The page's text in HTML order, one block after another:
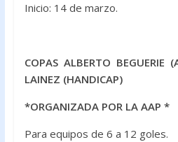
Inicio: 14 de marzo.
COPAS ALBERTO BEGUERIE
LAINEZ (HANDICAP)
*ORGANIZADA POR LA AAP *
Para equipos de 6 a 12 goles.